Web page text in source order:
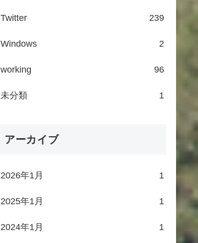
Twitter 239
Windows 2
working 96
未分類 1
アーカイブ
2026年1月 1
2025年1月 1
2024年1月 1